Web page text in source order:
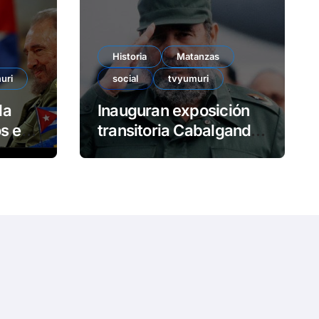
Historia
Matanzas
social
tvyumuri
Inauguran exposición
transitoria Cabalgando
con Fidel